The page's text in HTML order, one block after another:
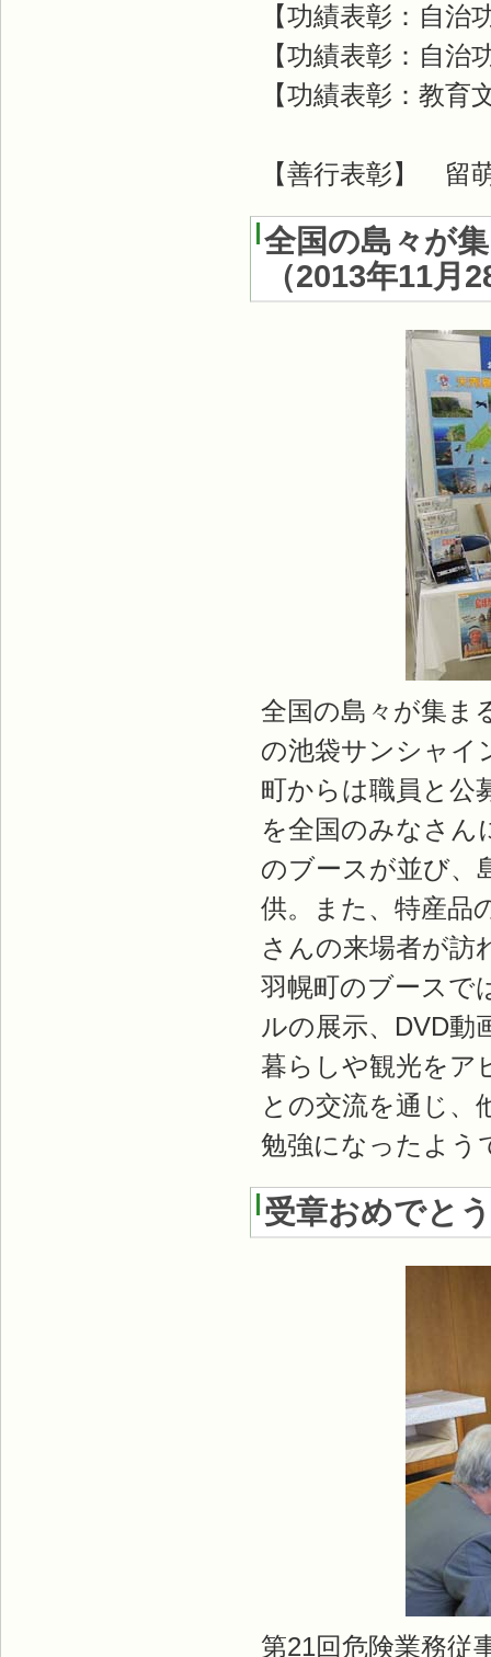
【功績表彰：
【功績表彰：
【功績表彰：
【善行表彰】 留
全国の島々が
（2013年11月
全国の島々が集ま
の池袋サンシャイ
町からは職員と公
を全国のみなさん
のブースが並び、
供。また、特産品
さんの来場者が訪
羽幌町のブースで
ルの展示、DVD動
暮らしや観光をア
との交流を通じ、
勉強になったよう
受章おめでと
第21回危険業務従